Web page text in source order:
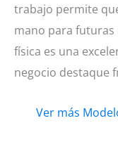
trabajo permite
mano para futuras
física es una
negocio destaque
Ver más